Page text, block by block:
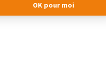
OK pour moi